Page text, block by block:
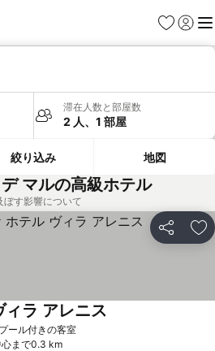
お気に入り
ログイ
メ
滞在人数と部屋数
2 人、1 部屋
絞り込み 地図
マルの高級ホテル
す影響について
シェア お
ール付きの客室料金を表示
ラ アレニス
心まで0.3 km